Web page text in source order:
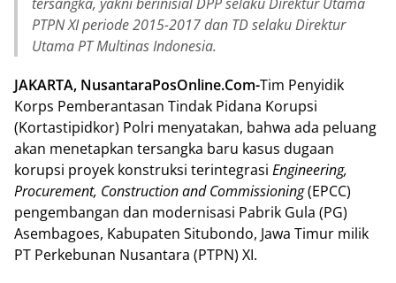
PTPN XI periode 2015-2017 dan TD selaku Direktur
Utama PT Multinas Indonesia.
JAKARTA, NusantaraPosOnline.Com-Tim Penyidik
Korps Pemberantasan Tindak Pidana Korupsi
(Kortastipidkor) Polri menyatakan, bahwa ada peluang
akan menetapkan tersangka baru kasus dugaan
korupsi proyek konstruksi terintegrasi Engineering,
Procurement, Construction and Commissioning(EPCC)
pengembangan dan modernisasi Pabrik Gula (PG)
Asembagoes, Kabupaten Situbondo, Jawa Timur milik
PT Perkebunan Nusantara (PTPN) XI.